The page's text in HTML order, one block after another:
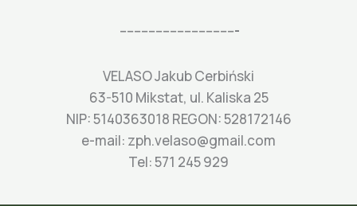
---------------------------------
VELASO Jakub Cerbiński
63-510 Mikstat, ul. Kaliska 25
NIP: 5140363018 REGON: 528172146
e-mail: zph.velaso@gmail.com
Tel: 571 245 929